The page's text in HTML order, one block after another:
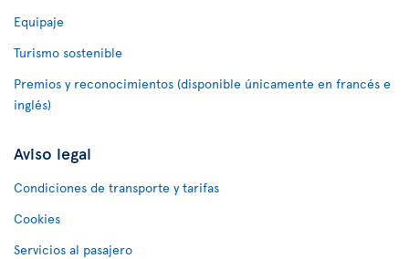
Equipaje
Turismo sostenible
Premios y reconocimientos (disponible únicamente en francés e
inglés)
Aviso legal
Condiciones de transporte y tarifas
Cookies
Servicios al pasajero